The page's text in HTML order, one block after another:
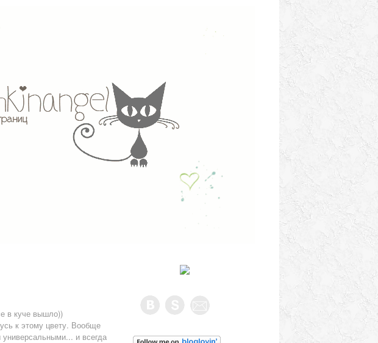
в куче вышло))
к этому цвету. Вообще
и всегда